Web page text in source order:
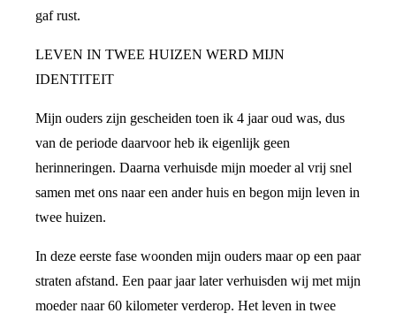
gaf rust.
LEVEN IN TWEE HUIZEN WERD MIJN
IDENTITEIT
Mijn ouders zijn gescheiden toen ik 4 jaar oud was, dus
van de periode daarvoor heb ik eigenlijk geen
herinneringen. Daarna verhuisde mijn moeder al vrij snel
samen met ons naar een ander huis en begon mijn leven in
twee huizen.
In deze eerste fase woonden mijn ouders maar op een paar
straten afstand. Een paar jaar later verhuisden wij met mijn
moeder naar 60 kilometer verderop. Het leven in twee